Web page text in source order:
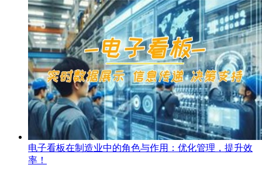
电子看板在制造业中的角色与作用：优化管理，提升效
率！